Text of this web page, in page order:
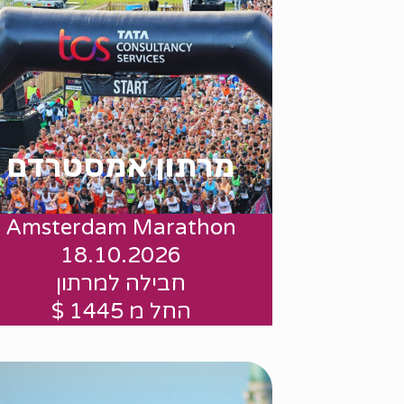
מרתון אמסטרדם
.
Amsterdam Marathon
18.10.2026
חבילה למרתון
החל מ 1445 $